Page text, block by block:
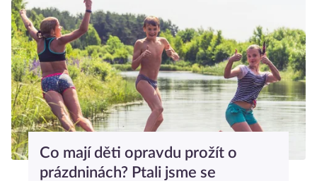
Co mají děti opravdu prožít o
prázdninách? Ptali jsme se